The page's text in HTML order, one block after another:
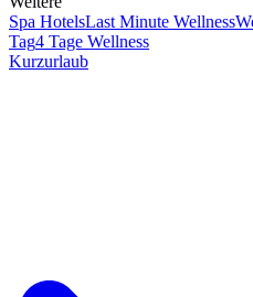
Spa HotelsLast Minute Wellness
Tag4 Tage Wellness
Kurzurlaub